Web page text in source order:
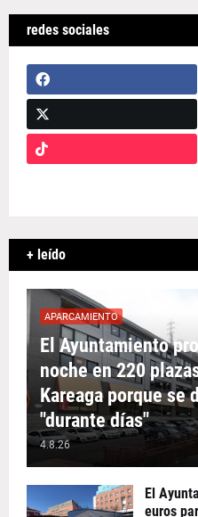
redes sociales
+ leído
APARCAMIENTO
El Ayuntamiento
noche en 220
Kareaga porque se
"durante días"
4.8.26
El
euros